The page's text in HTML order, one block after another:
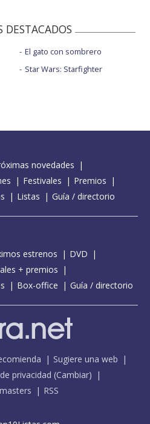
DESTACADOS
El gato con sombrero
Star Wars: Starfighter
novedades
Festivales
Premios
Listas Guía / directorio
estrenos
DVD
+ premios
Box-office Guía / directorio
Sugiere una web
privacidad (Cambiar)
RSS